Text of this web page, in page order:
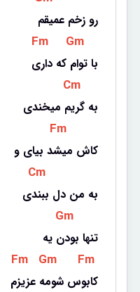
رو زخم عمیقم
Fm Gm
با توام که داری
Cm
به گریم میخندی
Fm
کاش میشد بیای و
Cm
به من دل ببندی
Gm
تنها بودن یه
Fm Gm Fm
کابوس شومه عزیزم